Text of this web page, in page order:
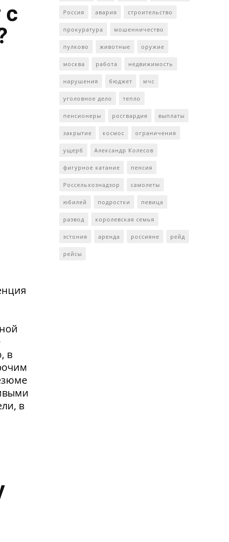
с
в
в
Россия авария строительство
прокуратура мошенничество
пулково животные оружие
москва работа недвижимость
нарушения бюджет мчс
уголовное дело тепло
пенсионеры росгвардия выплаты
закрытие космос ограничения
ущерб Александр Колесов
фигурное катание пенсия
Россельхознадзор самолеты
юбилей подростки певица
развод королевская семья
эстония аренда россияне рейд
рейсы